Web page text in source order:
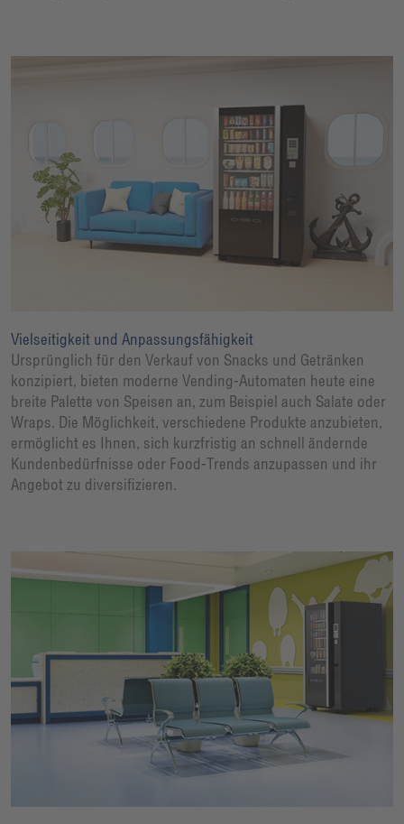
Vielseitigkeit und Anpassungsfähigkeit
Ursprünglich für den Verkauf von Snacks und Getränken
konzipiert, bieten moderne Vending-Automaten heute eine
breite Palette von Speisen an, zum Beispiel auch Salate oder
Wraps. Die Möglichkeit, verschiedene Produkte anzubieten,
ermöglicht es Ihnen, sich kurzfristig an schnell ändernde
Kundenbedürfnisse oder Food-Trends anzupassen und ihr
Angebot zu diversifizieren.